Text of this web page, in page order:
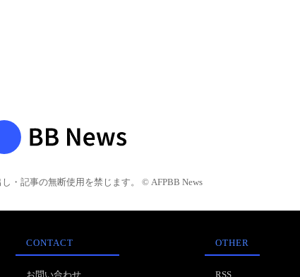
・記事の無断使用を禁じます。 © AFPBB News
CONTACT
お問い合わせ
OTHER
RSS